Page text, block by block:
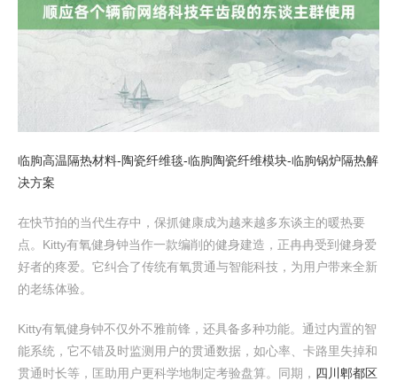
临朐高温隔热材料-陶瓷纤维毯-临朐陶瓷纤维模块-临朐锅炉隔热解
决方案
在快节拍的当代生存中，保抓健康成为越来越多东谈主的暖热要
点。Kitty有氧健身钟当作一款编削的健身建造，正冉冉受到健身爱
好者的疼爱。它纠合了传统有氧贯通与智能科技，为用户带来全新
的老练体验。
Kitty有氧健身钟不仅外不雅前锋，还具备多种功能。通过内置的智
能系统，它不错及时监测用户的贯通数据，如心率、卡路里失掉和
贯通时长等，匡助用户更科学地制定考验盘算。同期， 四川郫都区